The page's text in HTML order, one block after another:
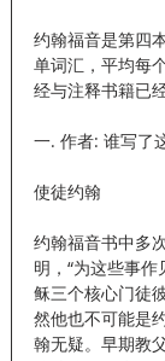
约翰福音是第四
单词汇，平均每
经与注释书籍已
一. 作者: 谁写了
使徒约翰
约翰福音书中多
明，“为这些事
稣三个核心门徒
然他也不可能是
翰无疑。早期教